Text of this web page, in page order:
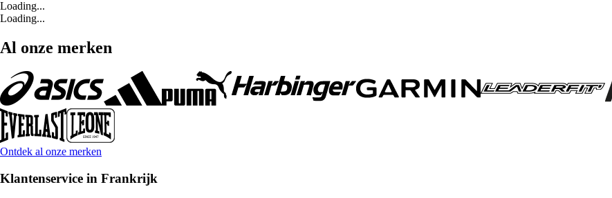
Loading...
Loading...
Al onze merken
Ontdek al onze merken
Klantenservice in Frankrijk